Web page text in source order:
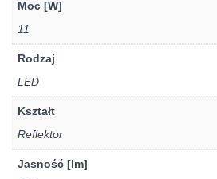
Moc [W]
11
Rodzaj
LED
Kształt
Reflektor
Jasność [lm]